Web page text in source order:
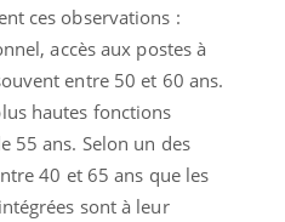
ces observations :
accès aux postes à
entre 50 et 60 ans.
hautes fonctions
55 ans. Selon un des
40 et 65 ans que les
sont à leur